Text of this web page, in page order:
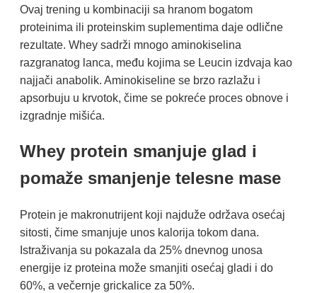
Ovaj trening u kombinaciji sa hranom bogatom
proteinima ili proteinskim suplementima daje odlične
rezultate. Whey sadrži mnogo aminokiselina
razgranatog lanca, među kojima se Leucin izdvaja kao
najjači anabolik. Aminokiseline se brzo razlažu i
apsorbuju u krvotok, čime se pokreće proces obnove i
izgradnje mišića.
Whey protein smanjuje glad i
pomaže smanjenje telesne mase
Protein je makronutrijent koji najduže održava osećaj
sitosti, čime smanjuje unos kalorija tokom dana.
Istraživanja su pokazala da 25% dnevnog unosa
energije iz proteina može smanjiti osećaj gladi i do
60%, a večernje grickalice za 50%.